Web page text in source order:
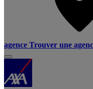
agence Trouver une